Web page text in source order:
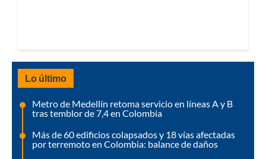
Lo último
Metro de Medellín retoma servicio en líneas A y B
tras temblor de 7,4 en Colombia
Más de 60 edificios colapsados y 18 vías afectadas
por terremoto en Colombia: balance de daños